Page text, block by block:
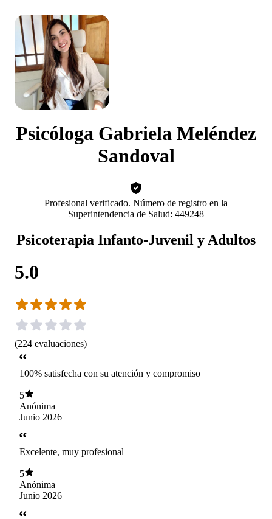
Psicóloga Gabriela Meléndez
Sandoval
Profesional verificado. Número de registro en la
Superintendencia de Salud: 449248
Psicoterapia Infanto-Juvenil y Adultos
5.0
(224 evaluaciones)
100% satisfecha con su atención y compromiso
5
Anónima
Junio 2026
Excelente, muy profesional
5
Anónima
Junio 2026